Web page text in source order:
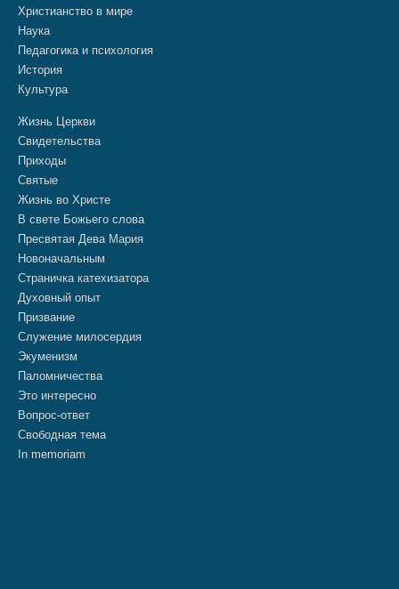
Христианство в мире
Наука
Педагогика и психология
История
Культура
Жизнь Церкви
Свидетельства
Приходы
Святые
Жизнь во Христе
В свете Божьего слова
Пресвятая Дева Мария
Новоначальным
Страничка катехизатора
Духовный опыт
Призвание
Служение милосердия
Экуменизм
Паломничества
Это интересно
Вопрос-ответ
Свободная тема
In memoriam